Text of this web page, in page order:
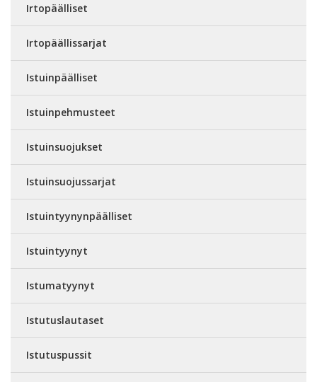
Irtopäälliset
Irtopäällissarjat
Istuinpäälliset
Istuinpehmusteet
Istuinsuojukset
Istuinsuojussarjat
Istuintyynynpäälliset
Istuintyynyt
Istumatyynyt
Istutuslautaset
Istutuspussit